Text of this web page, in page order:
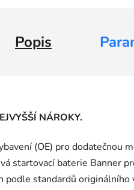
Popis
NÁROKY.
(OE) pro dodatečnou
startovací baterie Banner
podle standardů